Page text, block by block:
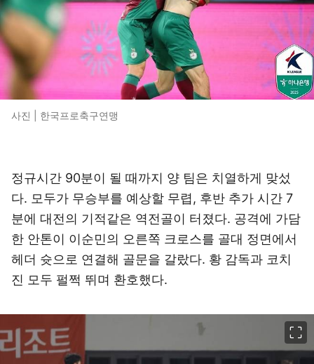
사진 | 한국프로축구연맹
정규시간 90분이 될 때까지 양 팀은 치열하게 맞섰
다. 모두가 무승부를 예상할 무렵, 후반 추가 시간 7
분에 대전의 기적같은 역전골이 터졌다. 공격에 가담
한 안톤이 이순민의 오른쪽 크로스를 골대 정면에서
헤더 슛으로 연결해 골문을 갈랐다. 황 감독과 코치
진 모두 펄쩍 뛰며 환호했다.